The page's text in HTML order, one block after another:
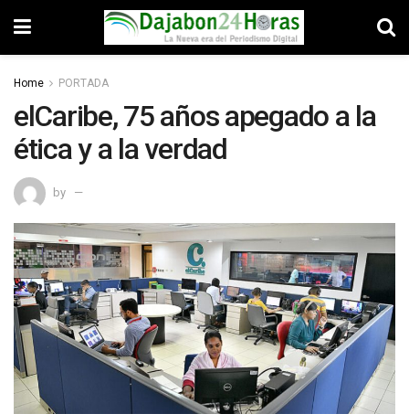
Home PORTADA
elCaribe, 75 años apegado a la
ética y a la verdad
by